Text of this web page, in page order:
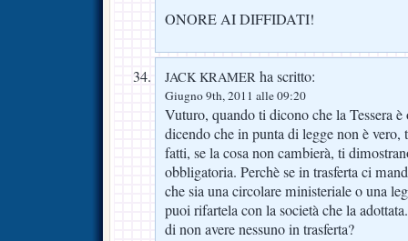
ONORE AI DIFFIDATI!
JACK KRAMER ha scritto:
Giugno 9th, 2011 alle 09:20
Vuturo, quando ti dicono che la Tessera
dicendo che in punta di legge non è
fatti, se la cosa non cambierà, ti
obbligatoria. Perchè se in trasferta ci
che sia una circolare ministeriale o una
puoi rifartela con la società che la
di non avere nessuno in trasferta?